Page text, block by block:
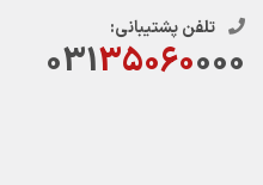
تلفن پشتیبانی:
03135060000